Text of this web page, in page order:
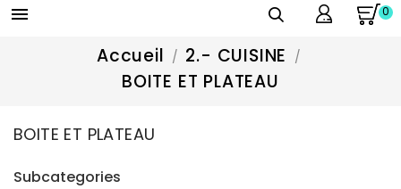
 0
Accueil
2.- CUISINE
BOITE ET PLATEAU
BOITE ET PLATEAU
Subcategories